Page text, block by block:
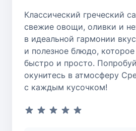
Классический греческий
свежие овощи, оливки и
в идеальной гармонии
и полезное блюдо, которое
быстро и просто.
окунитесь в атмосферу
с каждым кусочком!